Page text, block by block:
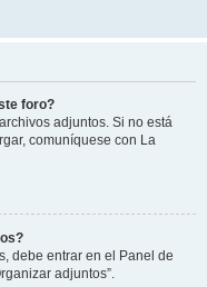
foro?
adjuntos. Si no está
comuníquese con La
debe entrar en el Panel de
adjuntos”.